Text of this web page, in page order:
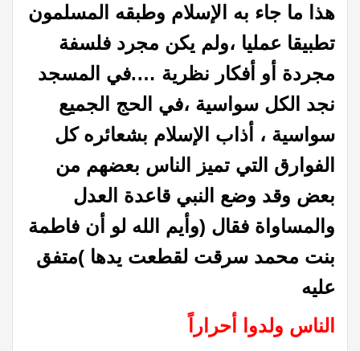
هذا ما جاء به الإسلام وطبقه المسلمون
تطبيقا عمليا ،ولم يكن مجرد فلسفة
مجردة أو أفكار نظرية ….في المسجد
نجد الكل سواسية ،في الحج الجميع
سواسية ، أذاب الإسلام بشعائره كل
الفوارق التي تميز الناس بعضهم من
بعض وقد وضع النبي قاعدة العدل
والمساواة فقال (وأيم الله لو أن فاطمة
بنت محمد سرقت لقطعت يدها )متفق
عليه
الناس ولدوا أحراراً